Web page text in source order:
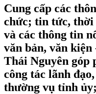
Cung cấp các
chức; tin tức,
và các thông tin
văn bản, văn
Thái Nguyên góp
công tác lãnh
thường vụ tỉnh ủy;